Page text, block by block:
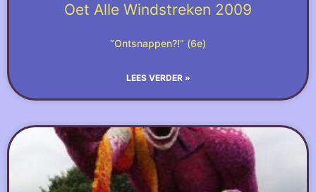
Oet Alle Windstreken 2009
“Ontsnappen?!” (6e)
LEES VERDER »